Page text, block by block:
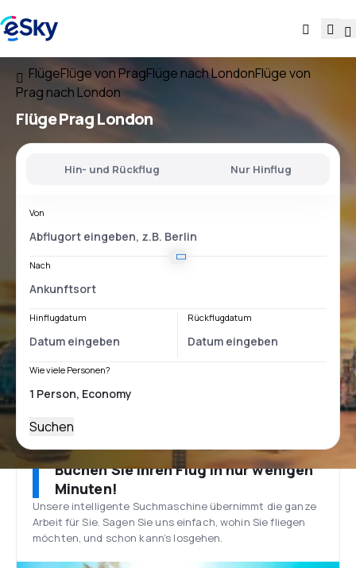
FlügeFlüge von PragFlüge nach LondonFlüge von
Prag nach London
FlügePrag London
Hin- und Rückflug Nur Hinflug
Von
Nach
Hinflugdatum Rückflugdatum
Wie viele Personen?
Suchen
Buchen Sie Ihren Flug in nur wenigen
Minuten!
Unsere intelligente Suchmaschine übernimmt die ganze
Arbeit für Sie. Sagen Sie uns einfach, wohin Sie fliegen
möchten, und schon kann’s losgehen.